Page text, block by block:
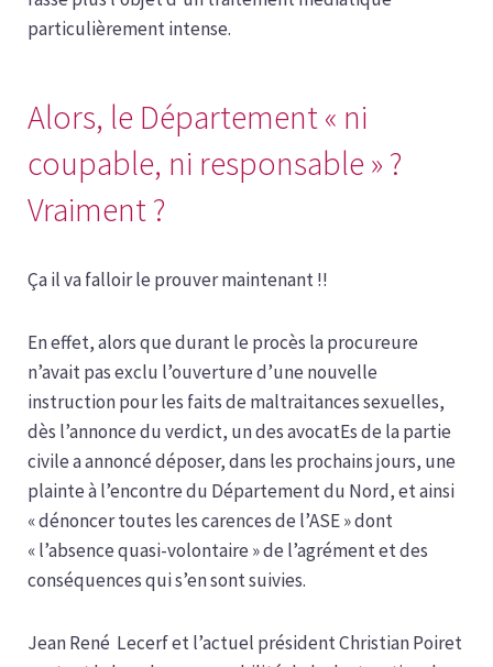
particulièrement intense.
Alors, le Département « ni
coupable, ni responsable » ?
Vraiment ?
Ça il va falloir le prouver maintenant !!
En effet, alors que durant le procès la procureure
n’avait pas exclu l’ouverture d’une nouvelle
instruction pour les faits de maltraitances sexuelles,
dès l’annonce du verdict, un des avocatEs de la partie
civile a annoncé déposer, dans les prochains jours, une
plainte à l’encontre du Département du Nord, et ainsi
« dénoncer toutes les carences de l’ASE » dont
« l’absence quasi-volontaire » de l’agrément et des
conséquences qui s’en sont suivies.
Jean René Lecerf et l’actuel président Christian Poiret